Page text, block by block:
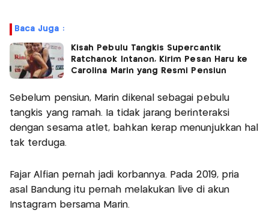
Baca Juga :
Kisah Pebulu Tangkis Supercantik
Ratchanok Intanon, Kirim Pesan Haru ke
Carolina Marin yang Resmi Pensiun
Sebelum pensiun, Marin dikenal sebagai pebulu
tangkis yang ramah. Ia tidak jarang berinteraksi
dengan sesama atlet, bahkan kerap menunjukkan hal
tak terduga.
Fajar Alfian pernah jadi korbannya. Pada 2019, pria
asal Bandung itu pernah melakukan live di akun
Instagram bersama Marin.